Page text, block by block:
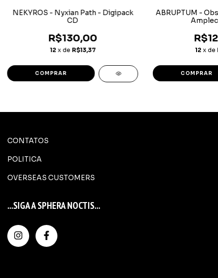
NEKYROS - Nyxian Path - Digipack
CD
R$130,00
12 x de R$13,37
ABRUPTUM -
12 x de
CONTATOS
POLITICA
OVERSEAS CUSTOMERS
...SIGA A SPHERA NOCTIS...